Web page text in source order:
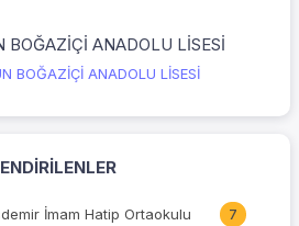
BOĞAZİÇİ ANADOLU LİSESİ
BOĞAZİÇİ ANADOLU LİSESİ
İmam Hatip Ortaokulu 7